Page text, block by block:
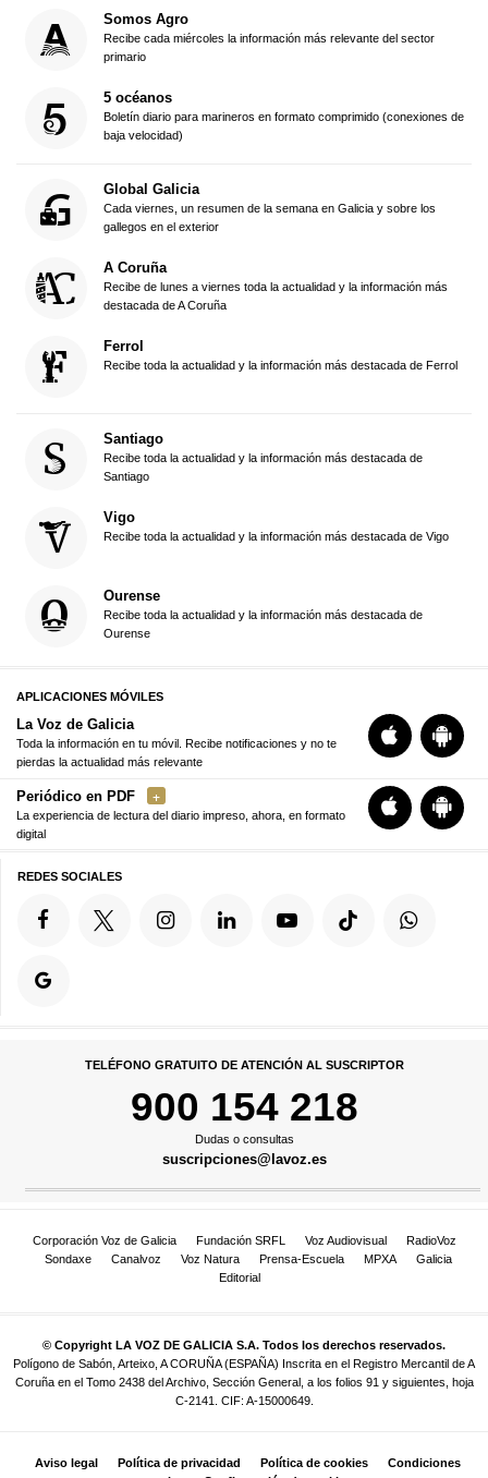
Somos Agro
Recibe cada miércoles la información más relevante del sector
primario
5 océanos
Boletín diario para marineros en formato comprimido (conexiones de
baja velocidad)
Global Galicia
Cada viernes, un resumen de la semana en Galicia y sobre los
gallegos en el exterior
A Coruña
Recibe de lunes a viernes toda la actualidad y la información más
destacada de A Coruña
Ferrol
Recibe toda la actualidad y la información más destacada de Ferrol
Santiago
Recibe toda la actualidad y la información más destacada de
Santiago
Vigo
Recibe toda la actualidad y la información más destacada de Vigo
Ourense
Recibe toda la actualidad y la información más destacada de
Ourense
APLICACIONES MÓVILES
La Voz de Galicia
Toda la información en tu móvil. Recibe notificaciones y no te
pierdas la actualidad más relevante
Periódico en PDF
La experiencia de lectura del diario impreso, ahora, en formato
digital
REDES SOCIALES
TELÉFONO GRATUITO DE ATENCIÓN AL SUSCRIPTOR
900 154 218
Dudas o consultas
suscripciones@lavoz.es
Corporación Voz de Galicia Fundación SRFL Voz Audiovisual
RadioVoz
Sondaxe
Canalvoz Voz Natura Prensa-Escuela MPXA
Galicia
Editorial
© Copyright LA VOZ DE GALICIA S.A. Todos los derechos reservados.
Polígono de Sabón, Arteixo, A CORUÑA (ESPAÑA) Inscrita en el Registro Mercantil de A
Coruña en el Tomo 2438 del Archivo, Sección General, a los folios 91 y siguientes, hoja
C-2141. CIF: A-15000649.
Aviso legal Política de privacidad Política de cookies
Condiciones